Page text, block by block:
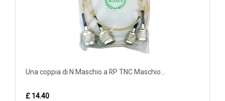
Una coppia di N Maschio a RP TNC Maschio...
£ 14.40